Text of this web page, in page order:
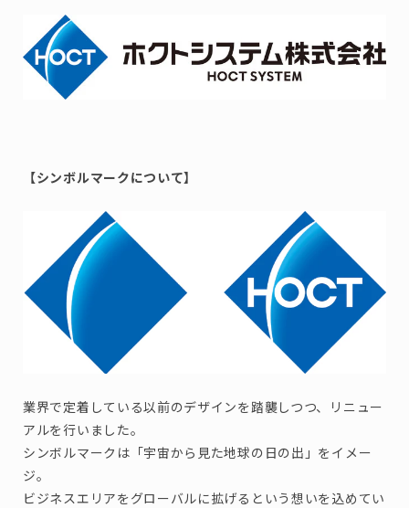
【シンボルマークについて】
業界で定着している以前のデザインを踏襲しつつ、リニュー
アルを行いました。
シンボルマークは「宇宙から見た地球の日の出」をイメー
ジ。
ビジネスエリアをグローバルに拡げるという想いを込めてい